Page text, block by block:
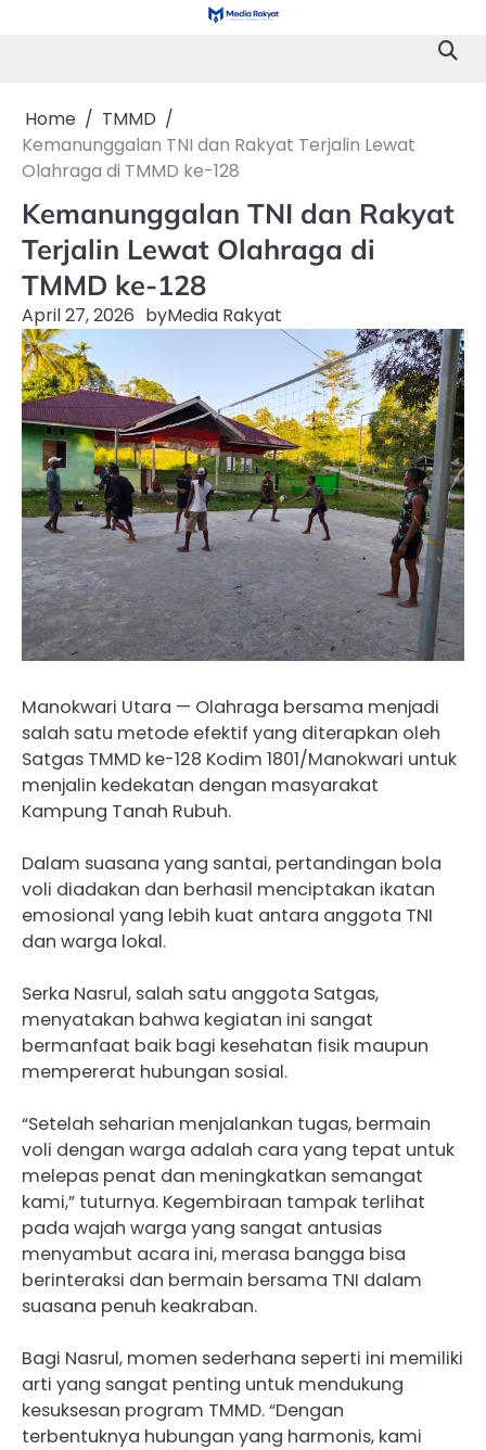
Home
TMMD
Kemanunggalan TNI dan Rakyat Terjalin Lewat
Olahraga di TMMD ke-128
Kemanunggalan TNI dan Rakyat
Terjalin Lewat Olahraga di
TMMD ke-128
April 27, 2026 byMedia Rakyat
Manokwari Utara — Olahraga bersama menjadi
salah satu metode efektif yang diterapkan oleh
Satgas TMMD ke-128 Kodim 1801/Manokwari untuk
menjalin kedekatan dengan masyarakat
Kampung Tanah Rubuh.
Dalam suasana yang santai, pertandingan bola
voli diadakan dan berhasil menciptakan ikatan
emosional yang lebih kuat antara anggota TNI
dan warga lokal.
Serka Nasrul, salah satu anggota Satgas,
menyatakan bahwa kegiatan ini sangat
bermanfaat baik bagi kesehatan fisik maupun
mempererat hubungan sosial.
“Setelah seharian menjalankan tugas, bermain
voli dengan warga adalah cara yang tepat untuk
melepas penat dan meningkatkan semangat
kami,” tuturnya. Kegembiraan tampak terlihat
pada wajah warga yang sangat antusias
menyambut acara ini, merasa bangga bisa
berinteraksi dan bermain bersama TNI dalam
suasana penuh keakraban.
Bagi Nasrul, momen sederhana seperti ini memiliki
arti yang sangat penting untuk mendukung
kesuksesan program TMMD. “Dengan
terbentuknya hubungan yang harmonis, kami